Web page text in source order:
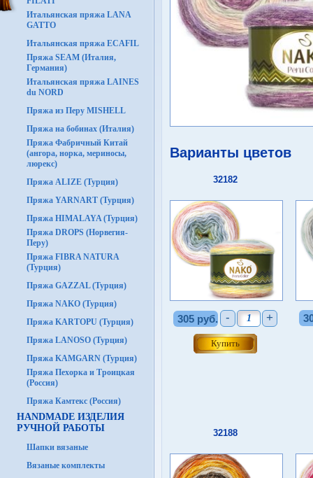
Итальянская пряжа LANA
GATTO
Итальянская пряжа ECAFIL
Пряжа SEAM (Италия,
Германия)
Итальянская пряжа LAINES
du NORD
Пряжа из Перу MISHELL
Пряжа на бобинах (Италия)
Пряжа Фабричный Китай
(ангора, норка, мериносы,
люрекс)
Пряжа ALIZE (Турция)
Пряжа YARNART (Турция)
Пряжа HIMALAYA (Турция)
Пряжа DROPS (Норвегия-
Перу)
Пряжа FIBRA NATURA
(Турция)
Пряжа GAZZAL (Турция)
Пряжа NAKO (Турция)
Пряжа KARTOPU (Турция)
Пряжа LANOSO (Турция)
Пряжа KAMGARN (Турция)
Пряжа Пехорка и Троицкая
(Россия)
Пряжа Камтекс (Россия)
HANDMADE ИЗДЕЛИЯ
РУЧНОЙ РАБОТЫ
Шапки вязаные
Вязаные комплекты
Варианты цветов
32182
305 руб. - +
32188